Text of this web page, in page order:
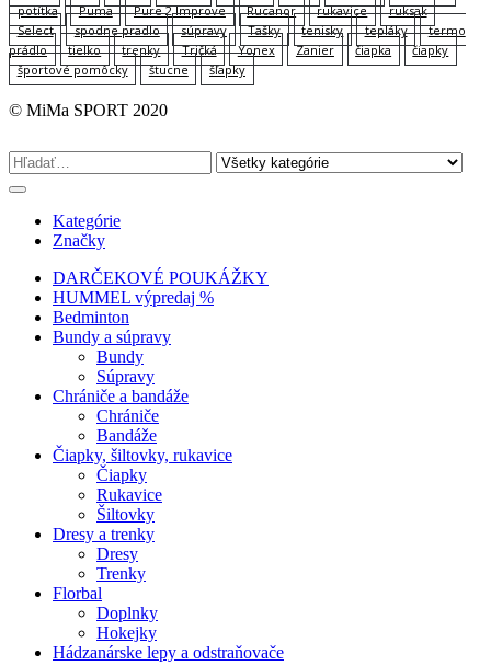
potítka
Puma Pure 2 Improve Rucanor rukavice
ruksak
Select
spodne pradlo súpravy Tašky tenisky tepláky
termo
prádlo
tielko trenky Tričká Yonex Zanier čiapka
čiapky
športové pomôcky
štucne šľapky
© MiMa SPORT 2020
Kategórie
Značky
DARČEKOVÉ POUKÁŽKY
HUMMEL výpredaj %
Bedminton
Bundy a súpravy
Bundy
Súpravy
Chrániče a bandáže
Chrániče
Bandáže
Čiapky, šiltovky, rukavice
Čiapky
Rukavice
Šiltovky
Dresy a trenky
Dresy
Trenky
Florbal
Doplnky
Hokejky
Hádzanárske lepy a odstraňovače